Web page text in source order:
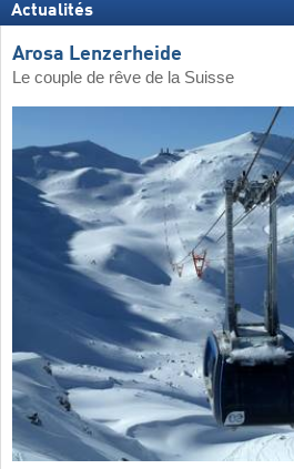
Actualités
Arosa Lenzerheide
Le couple de rêve de la Suisse